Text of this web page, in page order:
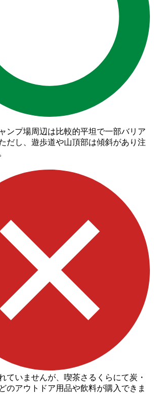
ンプ場周辺は比較的平坦で一部バリア
だし、遊歩道や山頂部は傾斜があり注
ていませんが、喫茶さるくらにて炭・
のアウトドア用品や飲料が購入できま